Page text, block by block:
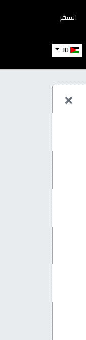
السفر
JO